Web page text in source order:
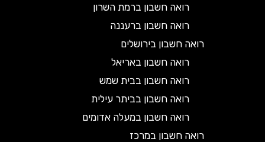
רואה חשבון ברמת השרון
רואה חשבון ברעננה
רואה חשבון בירושלים
רואה חשבון באריאל
רואה חשבון בבית שמש
רואה חשבון בביתר עילית
רואה חשבון במעלה אדומים
רואה חשבון במרכז